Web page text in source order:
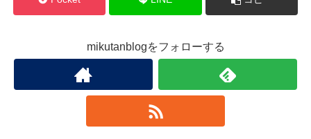
mikutanblogをフォローする